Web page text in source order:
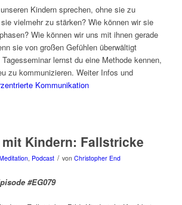
Kindern sprechen, ohne sie zu
vielmehr zu stärken? Wie können wir sie
Wie können wir uns mit ihnen gerade
sie von großen Gefühlen überwältigt
lernst du eine Methode kennen,
zu kommunizieren. Weiter Infos und
Kommunikation
Kindern: Fallstricke
, Podcast / von Christopher End
#EG079